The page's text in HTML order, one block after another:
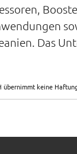
Das
übernimmt keine